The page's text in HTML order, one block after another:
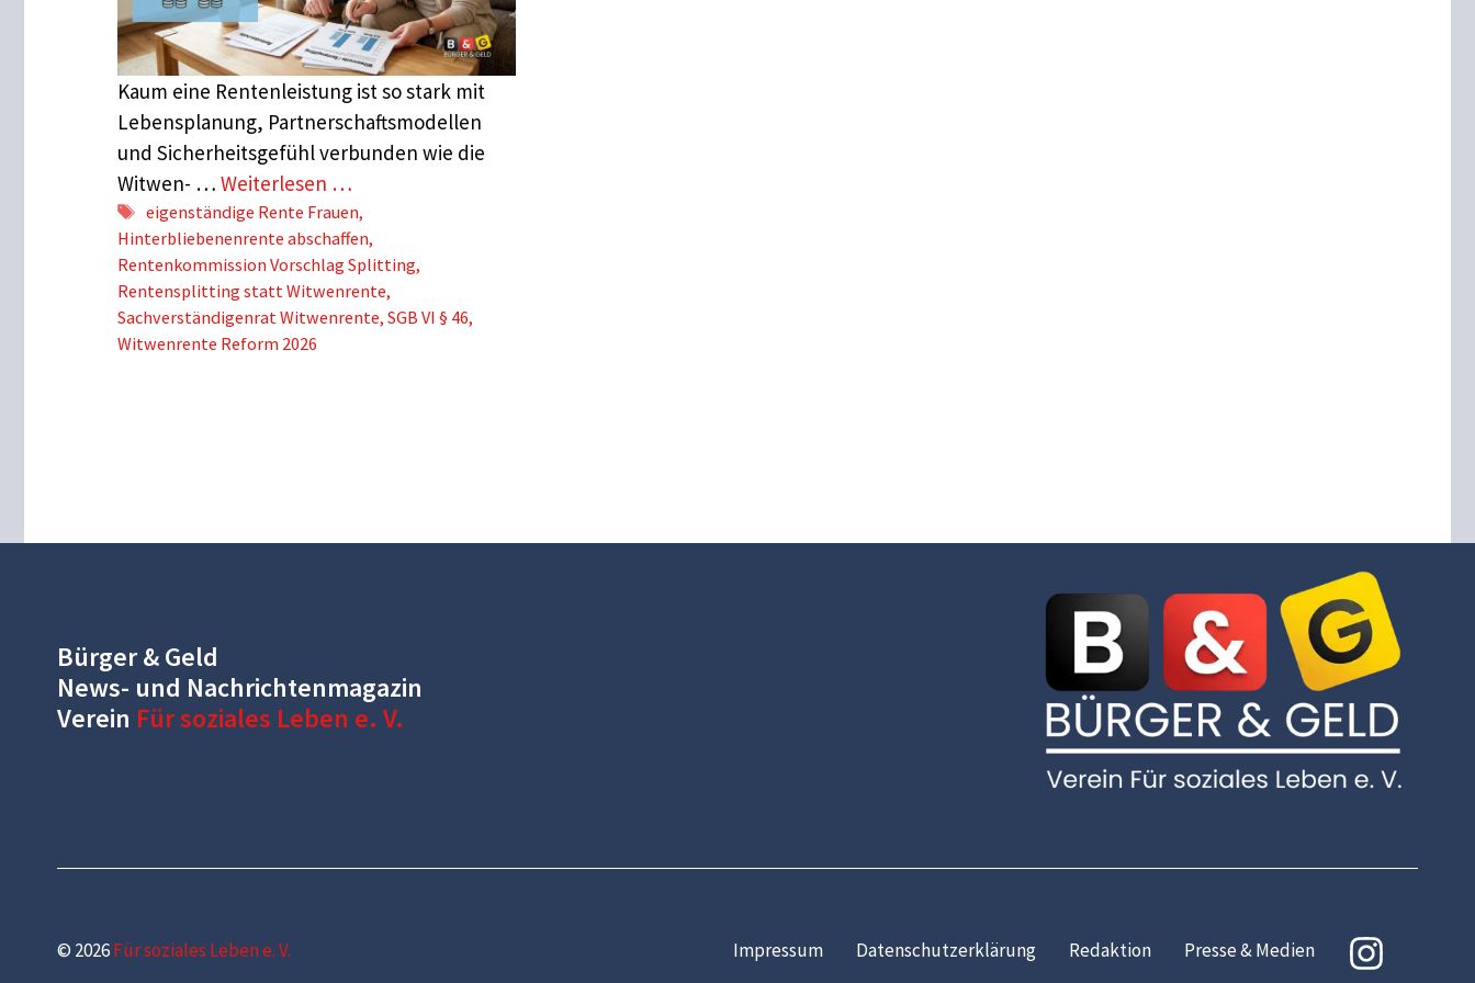
Kaum eine Rentenleistung ist so stark mit
Lebensplanung, Partnerschaftsmodellen
und Sicherheitsgefühl verbunden wie die
Witwen- … Weiterlesen …
Schlagwörter
eigenständige Rente Frauen,
Hinterbliebenenrente abschaffen,
Rentenkommission Vorschlag Splitting,
Rentensplitting statt Witwenrente,
Sachverständigenrat Witwenrente, SGB VI § 46,
Witwenrente Reform 2026
Bürger & Geld
News- und Nachrichtenmagazin
Verein Für soziales Leben e. V.
© 2026Für soziales Leben e. V. Impressum Datenschutzerklärung Redaktion Presse & Medien